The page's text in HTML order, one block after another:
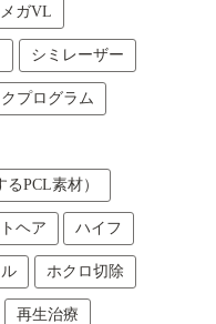
ガVL
シミレーザー
プログラム
PCL素材）
ヘア ハイフ
ホクロ切除
再生治療